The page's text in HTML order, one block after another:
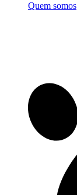
Quem somos